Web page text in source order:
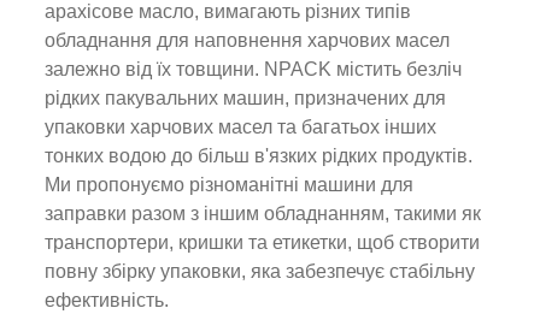
арахісове масло, вимагають різних типів
обладнання для наповнення харчових масел
залежно від їх товщини. NPACK містить безліч
рідких пакувальних машин, призначених для
упаковки харчових масел та багатьох інших
тонких водою до більш в'язких рідких продуктів.
Ми пропонуємо різноманітні машини для
заправки разом з іншим обладнанням, такими як
транспортери, кришки та етикетки, щоб створити
повну збірку упаковки, яка забезпечує стабільну
ефективність.